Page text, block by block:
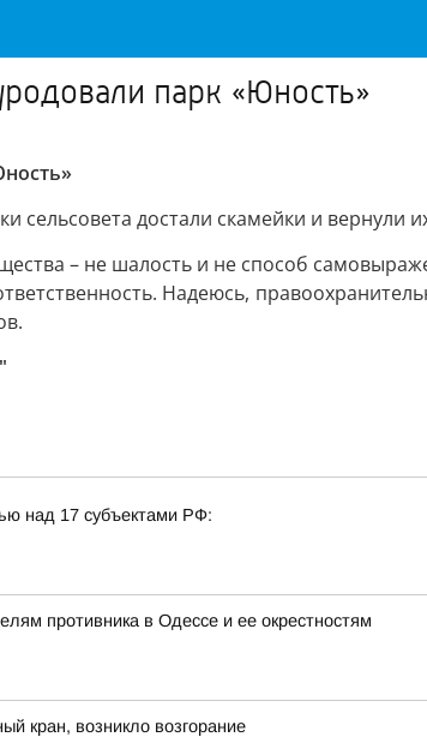
парк «Юность»
сельсовета достали скамейки и вернули
– не шалость и не способ
Надеюсь,
над 17 субъектами РФ:
противника в Одессе и ее окрестностям
кран, возникло возгорание